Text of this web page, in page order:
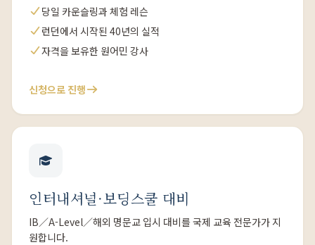
당일 카운슬링과 체험 레슨
런던에서 시작된 40년의 실적
자격을 보유한 원어민 강사
신청으로 진행
인터내셔널·보딩스쿨 대비
IB／A-Level／해외 명문교 입시 대비를 국제 교육 전문가가 지
원합니다.